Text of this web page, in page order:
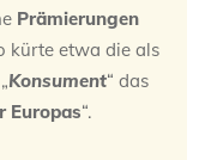
Prämierungen
kürte etwa die als
Konsument“ das
Europas“.